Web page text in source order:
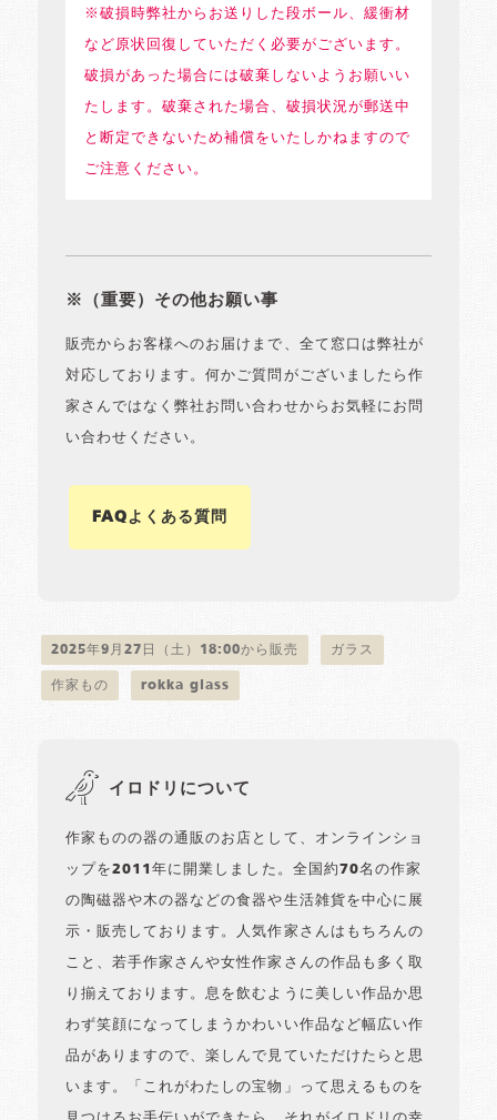
※破損時弊社からお送りした段ボール、緩衝材
など原状回復していただく必要がございます。
破損があった場合には破棄しないようお願いい
たします。破棄された場合、破損状況が郵送中
と断定できないため補償をいたしかねますので
ご注意ください。
※（重要）その他お願い事
販売からお客様へのお届けまで、全て窓口は弊社が
対応しております。何かご質問がございましたら作
家さんではなく弊社お問い合わせからお気軽にお問
い合わせください。
FAQよくある質問
2025年9月27日（土）18:00から販売 ガラス
作家もの rokka glass
イロドリについて
作家ものの器の通販のお店として、オンラインショ
ップを2011年に開業しました。全国約70名の作家
の陶磁器や木の器などの食器や生活雑貨を中心に展
示・販売しております。人気作家さんはもちろんの
こと、若手作家さんや女性作家さんの作品も多く取
り揃えております。息を飲むように美しい作品か思
わず笑顔になってしまうかわいい作品など幅広い作
品がありますので、楽しんで見ていただけたらと思
います。「これがわたしの宝物」って思えるものを